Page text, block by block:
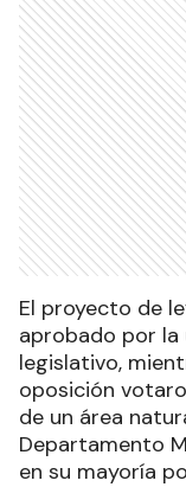
El proyecto de
aprobado por la
legislativo,
oposición
de un área
Departamento
en su mayoría